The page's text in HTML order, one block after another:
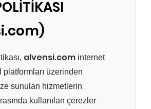
alvensi.com internet
üzerinden
sunulan hizmetlerin
kullanılan çerezler